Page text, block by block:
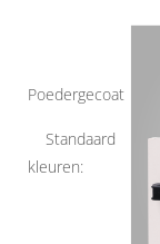
Poedergecoat
Standaard
kleuren: